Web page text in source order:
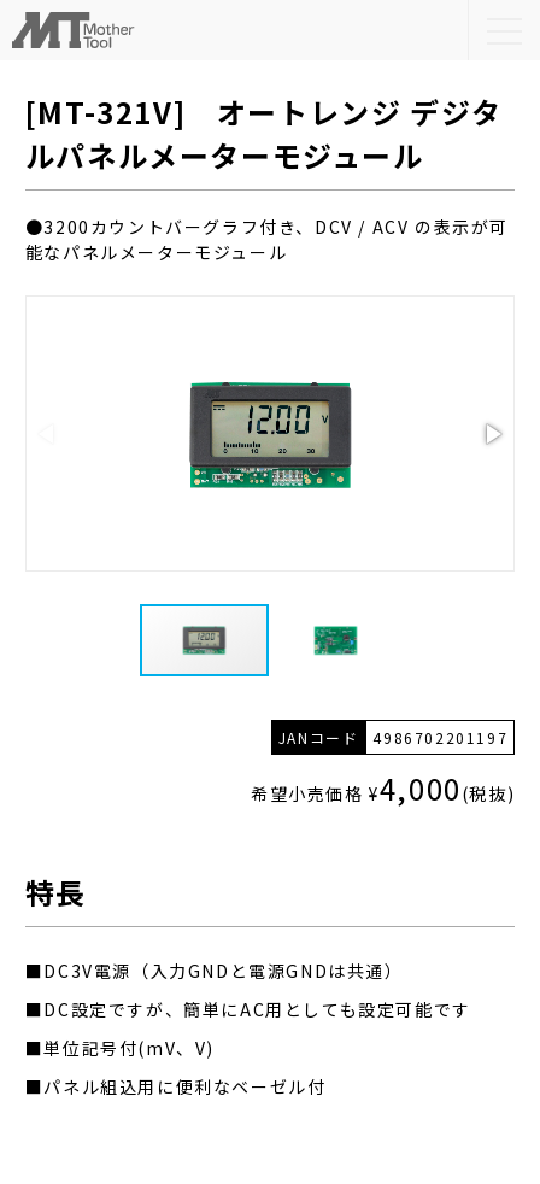
[MT-321V] オートレンジ デジタ
ルパネルメーターモジュール
●3200カウントバーグラフ付き、DCV / ACV の表示が可
能なパネルメーターモジュール
JANコード 4986702201197
希望小売価格 ¥4,000 (税抜)
特長
■DC3V電源（入力GNDと電源GNDは共通）
■DC設定ですが、簡単にAC用としても設定可能です
■単位記号付(mV、V)
■パネル組込用に便利なベーゼル付